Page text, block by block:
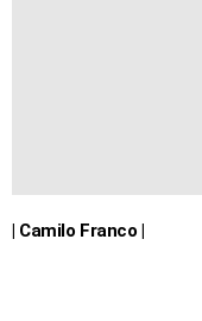
| Camilo Franco |